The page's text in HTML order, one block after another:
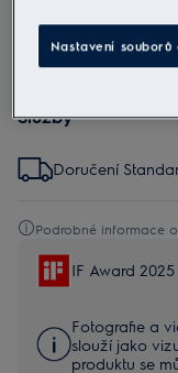
použití.
Služby
Doručení
Podrobné informace
IF Award 2025
Fotografie a
slouží jako
produktu se
Nastavení souborů